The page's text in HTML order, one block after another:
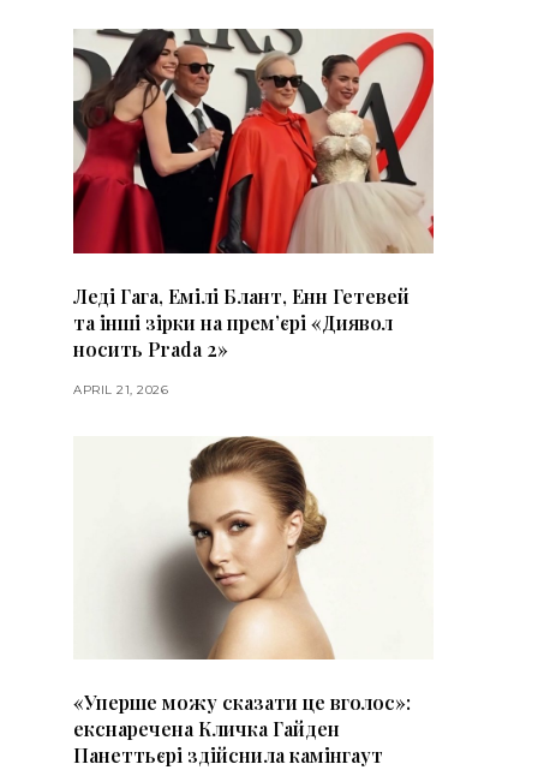
Леді Гага, Емілі Блант, Енн Гетевей
та інші зірки на премʼєрі «Диявол
носить Prada 2»
APRIL 21, 2026
«Уперше можу сказати це вголос»:
екснаречена Кличка Гайден
Панеттьєрі здійснила камінгаут